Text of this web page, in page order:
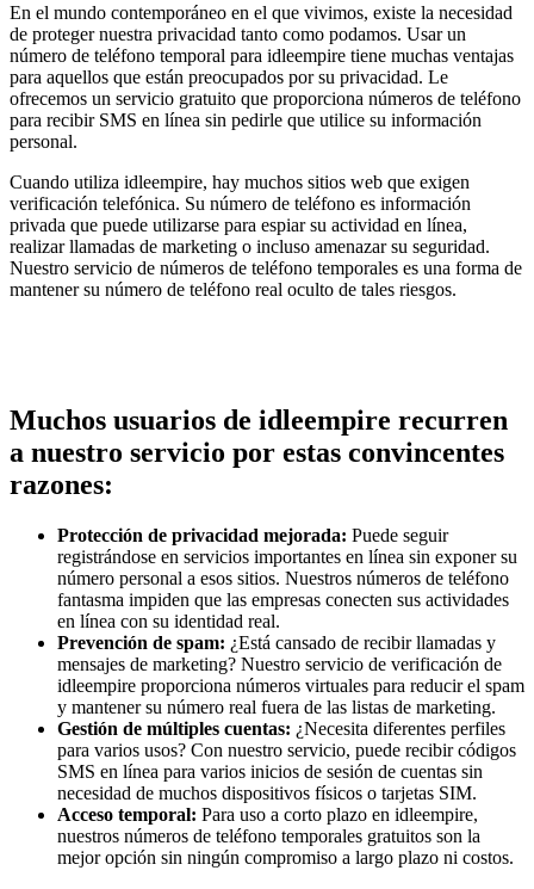
En el mundo contemporáneo en el que vivimos, existe la necesidad
de proteger nuestra privacidad tanto como podamos. Usar un
número de teléfono temporal para idleempire tiene muchas ventajas
para aquellos que están preocupados por su privacidad. Le
ofrecemos un servicio gratuito que proporciona números de teléfono
para recibir SMS en línea sin pedirle que utilice su información
personal.
Cuando utiliza idleempire, hay muchos sitios web que exigen
verificación telefónica. Su número de teléfono es información
privada que puede utilizarse para espiar su actividad en línea,
realizar llamadas de marketing o incluso amenazar su seguridad.
Nuestro servicio de números de teléfono temporales es una forma de
mantener su número de teléfono real oculto de tales riesgos.
Muchos usuarios de idleempire recurren
a nuestro servicio por estas convincentes
razones:
Protección de privacidad mejorada: Puede seguir
registrándose en servicios importantes en línea sin exponer su
número personal a esos sitios. Nuestros números de teléfono
fantasma impiden que las empresas conecten sus actividades
en línea con su identidad real.
Prevención de spam: ¿Está cansado de recibir llamadas y
mensajes de marketing? Nuestro servicio de verificación de
idleempire proporciona números virtuales para reducir el spam
y mantener su número real fuera de las listas de marketing.
Gestión de múltiples cuentas: ¿Necesita diferentes perfiles
para varios usos? Con nuestro servicio, puede recibir códigos
SMS en línea para varios inicios de sesión de cuentas sin
necesidad de muchos dispositivos físicos o tarjetas SIM.
Acceso temporal: Para uso a corto plazo en idleempire,
nuestros números de teléfono temporales gratuitos son la
mejor opción sin ningún compromiso a largo plazo ni costos.